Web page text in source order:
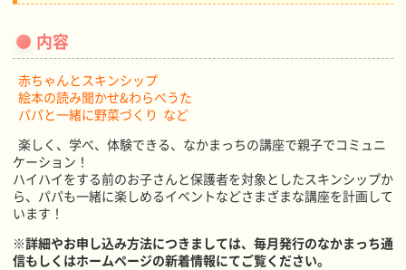
内容
赤ちゃんとスキンシップ
絵本の読み聞かせ&わらべうた
パパと一緒に野菜づくり など
楽しく、学べ、体験できる、なかまっちの講座で親子でコミュニ
ケーション！
ハイハイをする前のお子さんと保護者を対象としたスキンシップか
ら、パパも一緒に楽しめるイベントなどさまざまな講座を計画して
います！
※詳細やお申し込み方法につきましては、毎月発行のなかまっち通
信もしくはホームページの新着情報にてご覧ください。